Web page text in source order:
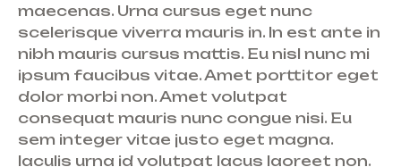
maecenas. Urna cursus eget nunc
scelerisque viverra mauris in. In est ante in
nibh mauris cursus mattis. Eu nisl nunc mi
ipsum faucibus vitae. Amet porttitor eget
dolor morbi non. Amet volutpat
consequat mauris nunc congue nisi. Eu
sem integer vitae justo eget magna.
Iaculis urna id volutpat lacus laoreet non.